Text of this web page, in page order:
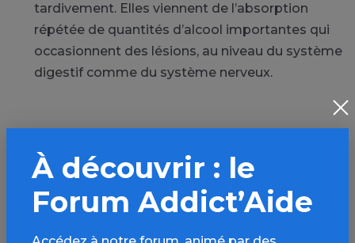
tardivement. Elles viennent de l’absorption
répétée de quantités d’alcool importantes qui
occasionnent des lésions, au niveau du système
digestif comme du système nerveux.
Facebook
LinkedIn Mail
SMS WhatsApp
À découvrir : le
Forum Addict’Aide